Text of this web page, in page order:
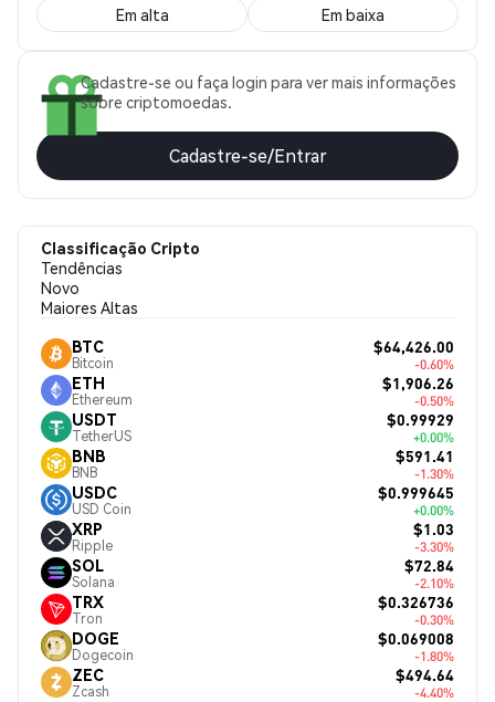
Em alta Em baixa
Cadastre-se ou faça login para ver mais informações
sobre criptomoedas.
Cadastre-se/Entrar
Classificação Cripto
Tendências
Novo
Maiores Altas
BTC
Bitcoin
$64,426.00
-0.60%
ETH
Ethereum
$1,906.26
-0.50%
USDT
TetherUS
$0.99929
+0.00%
BNB
BNB
$591.41
-1.30%
USDC
USD Coin
$0.999645
+0.00%
XRP
Ripple
$1.03
-3.30%
SOL
Solana
$72.84
-2.10%
TRX
Tron
$0.326736
-0.30%
DOGE
Dogecoin
$0.069008
-1.80%
ZEC
Zcash
$494.64
-4.40%